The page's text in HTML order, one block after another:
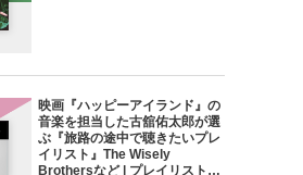
映画『ハッピーアイランド』の
音楽を担当した古舘佑太郎が選
ぶ『旅路の途中で聴きたいプレ
イリスト』The Wisely
Brothersなど | プレイリスト連